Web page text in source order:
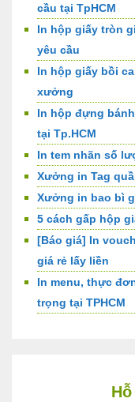
cầu tại TpHCM
In hộp giấy tròn
yêu cầu
In hộp giấy bồi
xưởng
In hộp đựng
tại Tp.HCM
In tem nhãn số
Xưởng in Tag
Xưởng in bao bì
5 cách gấp hộp
[Báo giá] In
giá rẻ lấy liền
In menu, thực
trọng tại TPHCM